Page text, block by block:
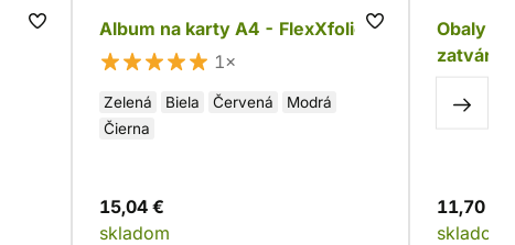
Album na karty A4 - FlexXfolio
1×
Zelená Biela Červená
Modrá
Čierna
15,04 €
skladom
Obaly
11,70 €
skladom